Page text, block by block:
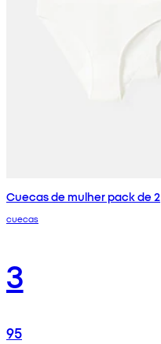
Cuecas de mulher pack de 2
cuecas
3
95